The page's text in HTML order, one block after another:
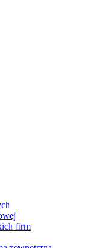
firm